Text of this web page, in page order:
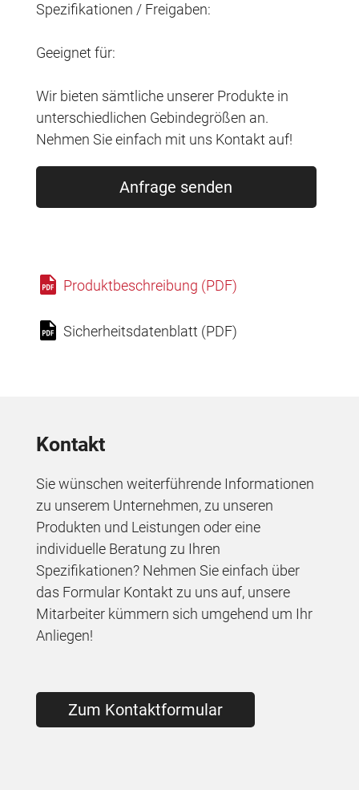
Spezifikationen / Freigaben:
Geeignet für:
Wir bieten sämtliche unserer Produkte in
unterschiedlichen Gebindegrößen an.
Nehmen Sie einfach mit uns Kontakt auf!
Anfrage senden
Produktbeschreibung (PDF)
Sicherheitsdatenblatt (PDF)
Kontakt
Sie wünschen weiterführende Informationen
zu unserem Unternehmen, zu unseren
Produkten und Leistungen oder eine
individuelle Beratung zu Ihren
Spezifikationen? Nehmen Sie einfach über
das Formular Kontakt zu uns auf, unsere
Mitarbeiter kümmern sich umgehend um Ihr
Anliegen!
Zum Kontaktformular